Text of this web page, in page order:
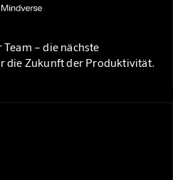
– die nächste
die Zukunft der Produktivität.